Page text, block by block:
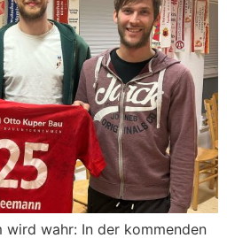
wird wahr: In der kommenden